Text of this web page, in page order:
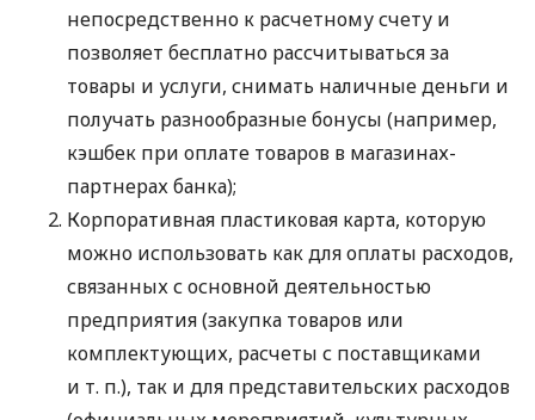
непосредственно к расчетному счету и
позволяет бесплатно рассчитываться за
товары и услуги, снимать наличные деньги и
получать разнообразные бонусы (например,
кэшбек при оплате товаров в магазинах-
партнерах банка);
Корпоративная пластиковая карта, которую
можно использовать как для оплаты расходов,
связанных с основной деятельностью
предприятия (закупка товаров или
комплектующих, расчеты с поставщиками
и т. п.), так и для представительских расходов